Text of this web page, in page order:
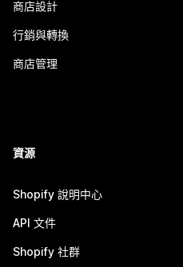
商店設計
行銷與轉換
商店管理
資源
Shopify 說明中心
API 文件
Shopify 社群